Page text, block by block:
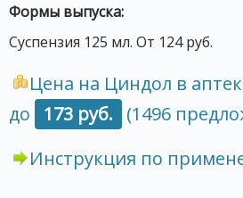
Формы выпуска:
Суспензия 125 мл. От 124 руб.
Цена на Циндол в
до
173 руб.
(1496
Инструкция по